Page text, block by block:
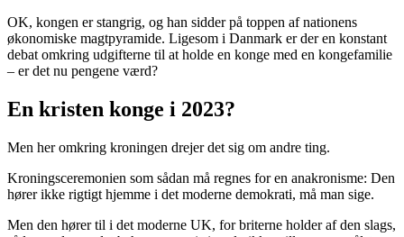
OK, kongen er stangrig, og han sidder på toppen af nationens
økonomiske magtpyramide. Ligesom i Danmark er der en konstant
debat omkring udgifterne til at holde en konge med en kongefamilie
– er det nu pengene værd?
En kristen konge i 2023?
Men her omkring kroningen drejer det sig om andre ting.
Kroningsceremonien som sådan må regnes for en anakronisme: Den
hører ikke rigtigt hjemme i det moderne demokrati, må man sige.
Men den hører til i det moderne UK, for briterne holder af den slags,